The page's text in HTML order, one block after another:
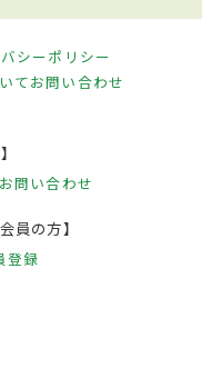
シーポリシー
てお問い合わせ
お問い合わせ
員の方】
登録